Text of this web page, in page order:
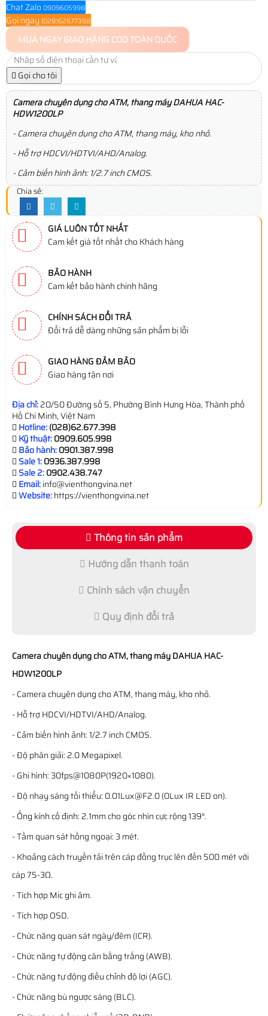
Chat Zalo 0909605998
Gọi ngay (028)62677398
MUA NGAYGIAO HÀNG COD TOÀN QUỐC
Gọi cho tôi
Camera chuyên dụng cho ATM, thang máy DAHUA HAC-
HDW1200LP
- Camera chuyên dụng cho ATM, thang máy, kho nhỏ.
- Hỗ trợ HDCVI/HDTVI/AHD/Analog.
- Cảm biến hình ảnh: 1/2.7 inch CMOS.
Chia sẻ:
GIÁ LUÔN TỐT NHẤT
Cam kết giá tốt nhất cho Khách hàng
BẢO HÀNH
Cam kết bảo hành chính hãng
CHÍNH SÁCH ĐỔI TRẢ
Đổi trả dễ dàng những sản phẩm bị lỗi
GIAO HÀNG ĐẢM BẢO
Giao hàng tận nơi
Địa chỉ:20/50 Đường số 5, Phường Bình Hưng Hòa, Thành phố
Hồ Chí Minh, Việt Nam
Hotline:(028)62.677.398
Kỹ thuật:0909.605.998
Bảo hành:0901.387.998
Sale 1:0936.387.998
Sale 2:0902.438.747
Email:info@vienthongvina.net
Website:https://vienthongvina.net
Thông tin sản phẩm
Hướng dẫn thanh toán
Chính sách vận chuyển
Quy định đổi trả
Camera chuyên dụng cho ATM, thang máy DAHUA HAC-
HDW1200LP
- Camera chuyên dụng cho ATM, thang máy, kho nhỏ.
- Hỗ trợ HDCVI/HDTVI/AHD/Analog.
- Cảm biến hình ảnh: 1/2.7 inch CMOS.
- Độ phân giải: 2.0 Megapixel.
- Ghi hình: 30fps@1080P(1920×1080).
- Độ nhạy sáng tối thiểu: 0.01Lux@F2.0 (0Lux IR LED on).
- Ống kính cố định: 2.1mm cho góc nhìn cực rộng 139°.
- Tầm quan sát hồng ngoại: 3 mét.
- Khoảng cách truyền tải trên cáp đồng trục lên đến 500 mét với
cáp 75-3Ω.
- Tích hợp Mic ghi âm.
- Tích hợp OSD.
- Chức năng quan sát ngày/đêm (ICR).
- Chức năng tự động cân bằng trắng (AWB).
- Chức năng tự động điều chỉnh độ lợi (AGC).
- Chức năng bù ngược sáng (BLC).